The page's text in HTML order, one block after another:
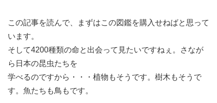
この記事を読んで、まずはこの図鑑を購入せねばと思って
います。
そして4200種類の命と出会って見たいですねぇ。さなが
ら日本の昆虫たちを
学べるのですから・・・植物もそうです。樹木もそうで
す。魚たちも鳥もです。